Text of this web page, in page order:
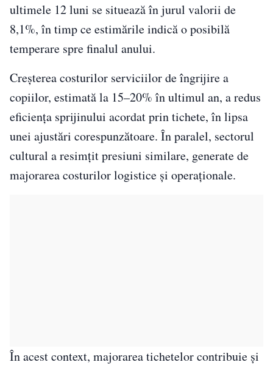
ultimele 12 luni se situează în jurul valorii de
8,1%, în timp ce estimările indică o posibilă
temperare spre finalul anului.
Creșterea costurilor serviciilor de îngrijire a
copiilor, estimată la 15–20% în ultimul an, a redus
eficiența sprijinului acordat prin tichete, în lipsa
unei ajustări corespunzătoare. În paralel, sectorul
cultural a resimțit presiuni similare, generate de
majorarea costurilor logistice și operaționale.
În acest context, majorarea tichetelor contribuie și